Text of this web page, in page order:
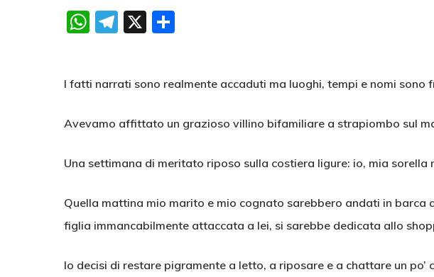
WhatsApp
Telegram
X
I fatti narrati sono realmente accaduti ma luoghi, tempi e nomi sono
Avevamo affittato un grazioso villino bifamiliare a strapiombo sul
Una settimana di meritato riposo sulla costiera ligure: io, mia
Quella mattina mio marito e mio cognato sarebbero andati in barca
figlia immancabilmente attaccata a lei, si sarebbe dedicata allo
Io decisi di restare pigramente a letto, a riposare e a chattare un po’